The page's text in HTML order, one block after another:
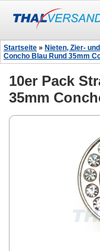
Startseite » Nieten, Zier-
Concho Blau Rund 35mm
10er Pack
35mm